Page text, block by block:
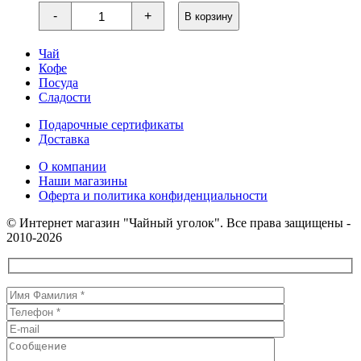
-
Количество
товара
Грецкий
шоколадной
глазури
малиной
+ В корзину
Чай
Кофе
Посуда
Сладости
Подарочные сертификаты
Доставка
О компании
Наши магазины
Оферта и политика конфиденциальности
© Интернет магазин "Чайный уголок". Все права защищены -
2010-2026